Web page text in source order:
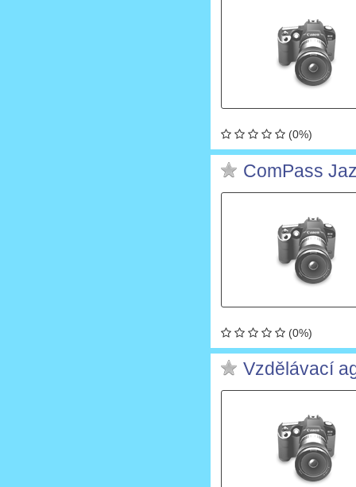
(0%)
ComPass
(0%)
Vzdělávací